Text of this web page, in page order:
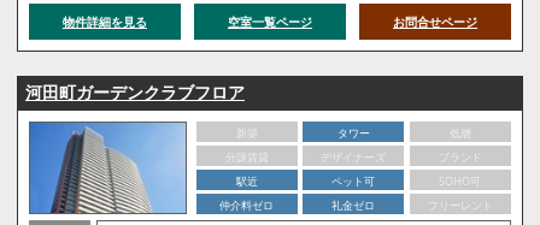
物件詳細を見る 空室一覧ページ お問合せページ
河田町ガーデンクラブフロア
新築 タワー
低層
分譲賃貸
デザイナーズ
ブランド
駅近
ペット可
SOHO可
仲介料ゼロ
礼金ゼロ
フリーレント